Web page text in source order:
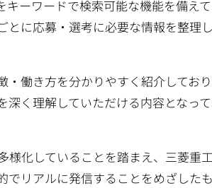
ーワードで検索可能な機能を備え
とに応募・選考に必要な情報を整理
働き方を分かりやすく紹介してお
く理解していただける内容となっ
様化していることを踏まえ、三菱重
でリアルに発信することをめざした